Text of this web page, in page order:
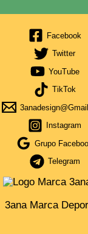
Facebook
Twitter
YouTube
TikTok
Instagram
Grupo
Telegram
3ana Marca